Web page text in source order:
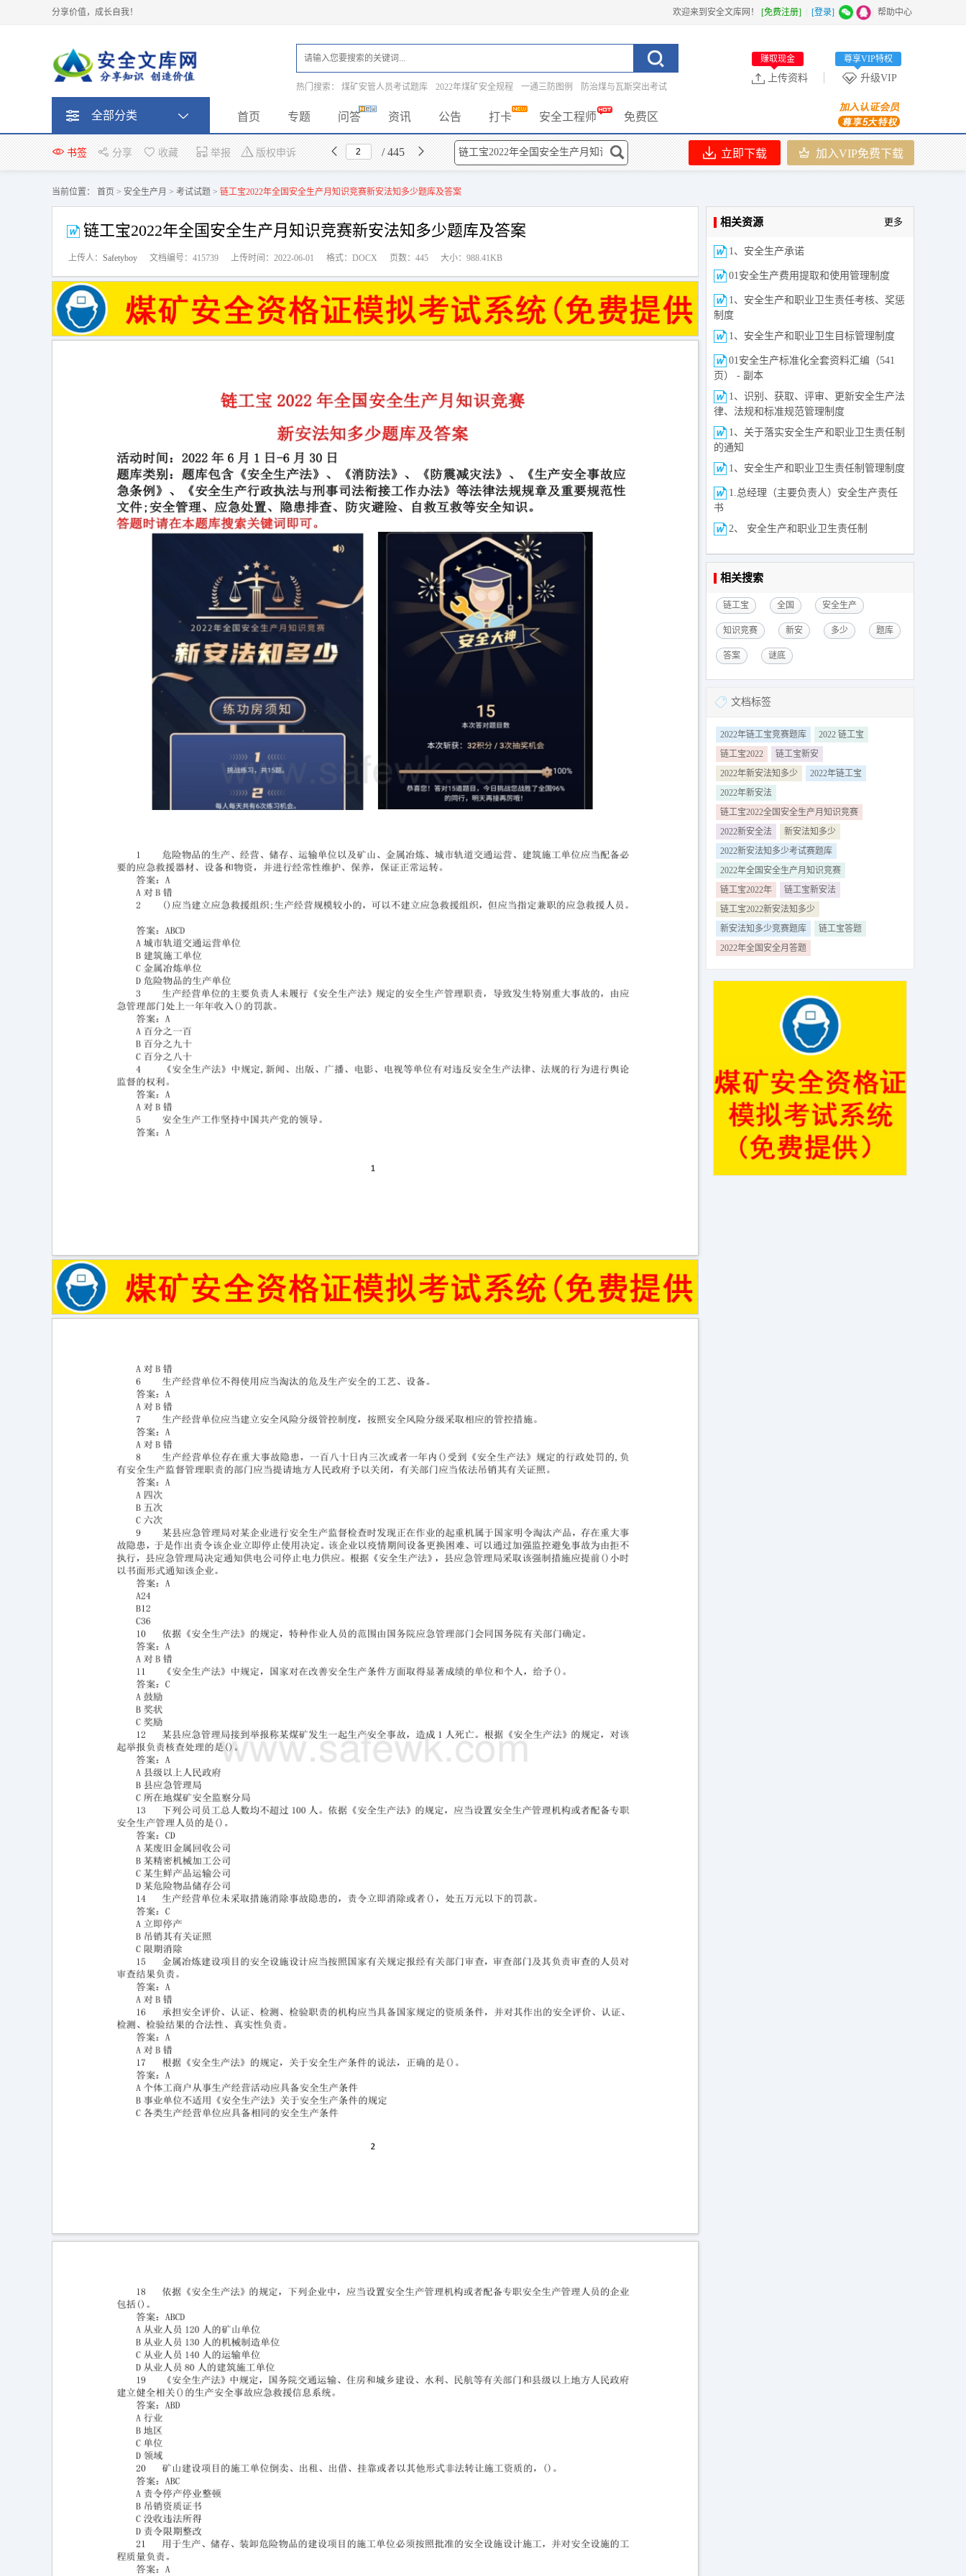
欢迎来到安全文库网！ [免费注册] [登录] 帮助中心
分享价值，成长自我！
热门搜索： 煤矿安管人员考试题库 2022年煤矿安全规程 一通三防图例
防治煤与瓦斯突出考试
升级VIP
尊享VIP特权
上传资料
赚取现金
全部分类 首页 专题 问答 资讯 公告 打卡 安全工程师 免费区
书签 分享 收藏 举报 版权申诉 / 445 立即下载 加入VIP免费下载
当前位置： 首页 > 安全生产月 > 考试试题 > 链工宝2022年全国安全生产月知识竞赛新安法知多少题库及答案
链工宝2022年全国安全生产月知识竞赛新安法知多少题库及答案
上传人： Safetyboy 文档编号：415739 上传时间：2022-06-01 格式：DOCX 页数：445 大小：988.41KB
相关资源 更多
1、安全生产承诺
01安全生产费用提取和使用管理制度
1、安全生产和职业卫生责任考核、奖惩
制度
1、安全生产和职业卫生目标管理制度
01安全生产标准化全套资料汇编（541
页） - 副本
1、识别、获取、评审、更新安全生产法
律、法规和标准规范管理制度
1、关于落实安全生产和职业卫生责任制
的通知
1、安全生产和职业卫生责任制管理制度
1.总经理（主要负责人）安全生产责任
书
2、 安全生产和职业卫生责任制
相关搜索
链工宝 全国 安全生产
知识竞赛 新安 多少 题库
答案 谜底
文档标签
2022年链工宝竞赛题库
2022 链工宝
链工宝2022
链工宝新安
2022年新安法知多少
2022年链工宝
2022年新安法
链工宝2022全国安全生产月知识竞赛
2022新安全法
新安法知多少
2022新安法知多少考试赛题库
2022年全国安全生产月知识竞赛
链工宝2022年
链工宝新安法
链工宝2022新安法知多少
新安法知多少竞赛题库
链工宝答题
2022年全国安全月答题